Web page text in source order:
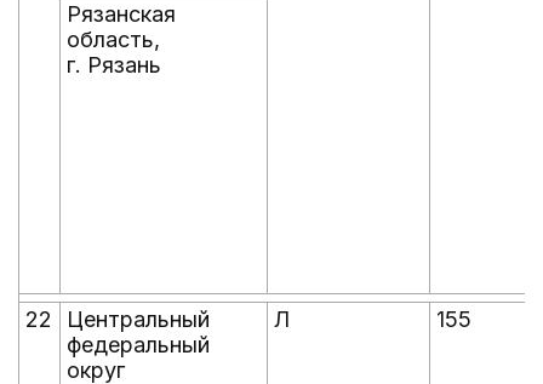
Рязанская
область,
г. Рязань
22
Центральный
федеральный
округ
Л 155